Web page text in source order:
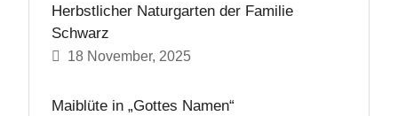
Herbstlicher Naturgarten der Familie
Schwarz
18 November, 2025
Maiblüte in „Gottes Namen“